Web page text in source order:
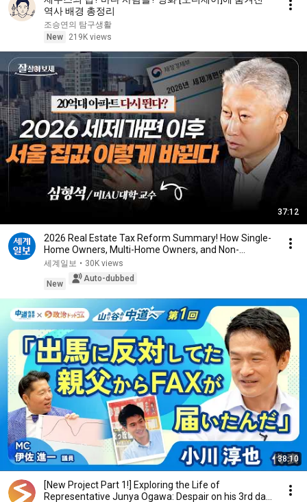
역사 배경 총정리
조승연의 탐구생활
New
219K views
37:12
2026 Real Estate Tax Reform Summary! How Single-
Home Owners, Multi-Home Owners, and Non-
Homeowner...
세계일보 • 30K views
New
Auto-dubbed
38:10
[New Project Part 1!] Exploring the Life of
Representative Junya Ogawa: Despair on his 3rd day